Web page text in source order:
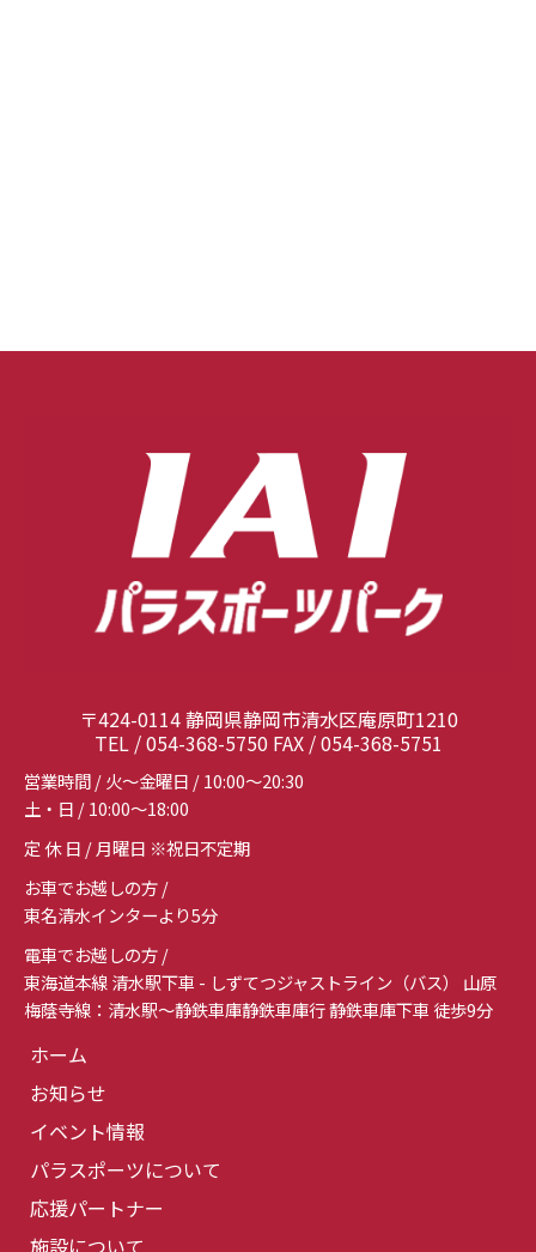
〒424-0114 静岡県静岡市清水区庵原町1210
TEL / 054-368-5750 FAX / 054-368-5751
営業時間 / 火～金曜日 / 10:00～20:30
土・日 / 10:00～18:00
定 休 日 / 月曜日 ※祝日不定期
お車でお越しの方 /
東名清水インターより5分
電車でお越しの方 /
東海道本線 清水駅下車 - しずてつジャストライン（バス） 山原
梅蔭寺線：清水駅～静鉄車庫静鉄車庫行 静鉄車庫下車 徒歩9分
ホーム
お知らせ
イベント情報
パラスポーツについて
応援パートナー
施設について